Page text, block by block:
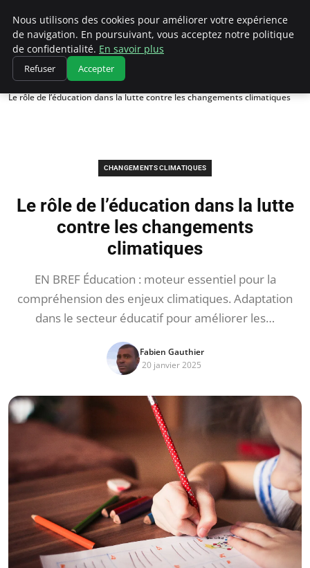
Climatedebtagents
Accueil
Changements climatiques
Le rôle de l’éducation dans la lutte contre les changements climatiques
CHANGEMENTS CLIMATIQUES
Le rôle de l’éducation dans la lutte
contre les changements
climatiques
EN BREF Éducation : moteur essentiel pour la
compréhension des enjeux climatiques. Adaptation
dans le secteur éducatif pour améliorer les…
Fabien Gauthier
20 janvier 2025
Nous utilisons des cookies pour améliorer votre expérience
de navigation. En poursuivant, vous acceptez notre politique
de confidentialité. En savoir plus
Refuser Accepter